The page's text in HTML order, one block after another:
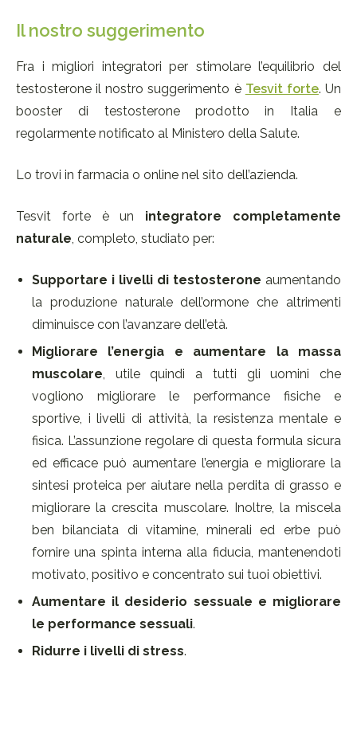
Il nostro suggerimento
Fra i migliori integratori per stimolare l’equilibrio del
testosterone il nostro suggerimento è Tesvit forte. Un
booster di testosterone prodotto in Italia e
regolarmente notificato al Ministero della Salute.
Lo trovi in farmacia o online nel sito dell’azienda.
Tesvit forte è un integratore completamente
naturale, completo, studiato per:
Supportare i livelli di testosterone aumentando
la produzione naturale dell’ormone che altrimenti
diminuisce con l’avanzare dell’età.
Migliorare l’energia e aumentare la massa
muscolare, utile quindi a tutti gli uomini che
vogliono migliorare le performance fisiche e
sportive, i livelli di attività, la resistenza mentale e
fisica. L’assunzione regolare di questa formula sicura
ed efficace può aumentare l’energia e migliorare la
sintesi proteica per aiutare nella perdita di grasso e
migliorare la crescita muscolare. Inoltre, la miscela
ben bilanciata di vitamine, minerali ed erbe può
fornire una spinta interna alla fiducia, mantenendoti
motivato, positivo e concentrato sui tuoi obiettivi.
Aumentare il desiderio sessuale e migliorare
le performance sessuali.
Ridurre i livelli di stress.